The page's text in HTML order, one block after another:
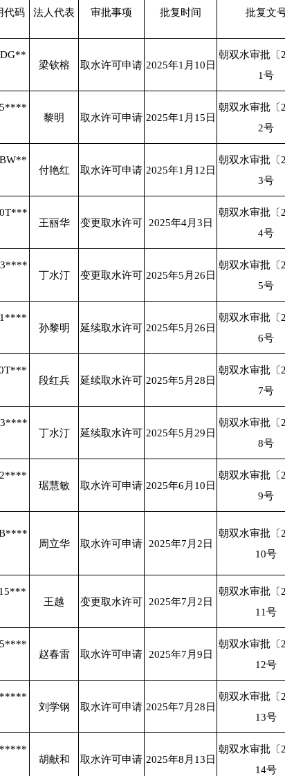
代码 法人代表 审批事项 批复时间 批复文
梁钦榕 取水许可申请 2025年1月10日
朝双水审批〔
1号
黎明 取水许可申请 2025年1月15日
朝双水审批〔
2号
付艳红 取水许可申请 2025年1月12日
朝双水审批〔
3号
王丽华 变更取水许可 2025年4月3日
朝双水审批〔
4号
丁水汀 变更取水许可 2025年5月26日
朝双水审批〔
5号
孙黎明 延续取水许可 2025年5月26日
朝双水审批〔
6号
段红兵 延续取水许可 2025年5月28日
朝双水审批〔
7号
丁水汀 延续取水许可 2025年5月29日
朝双水审批〔
8号
琚慧敏 取水许可申请 2025年6月10日
朝双水审批〔
9号
周立华 取水许可申请 2025年7月2日
朝双水审批〔
10号
王越 变更取水许可 2025年7月2日
朝双水审批〔
11号
赵春雷 取水许可申请 2025年7月9日
朝双水审批〔
12号
刘学钢 取水许可申请 2025年7月28日
朝双水审批〔
13号
胡献和 取水许可申请 2025年8月13日
朝双水审批〔
14号